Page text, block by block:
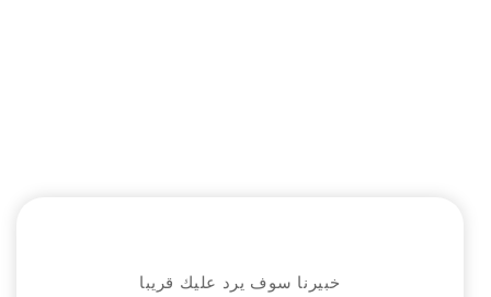
خبيرنا سوف يرد عليك قريبا